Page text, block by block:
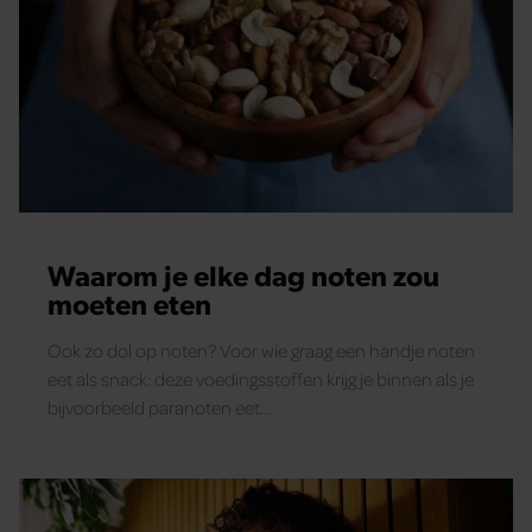
Waarom je elke dag noten zou
moeten eten
Ook zo dol op noten? Voor wie graag een handje noten
eet als snack: deze voedingsstoffen krijg je binnen als je
bijvoorbeeld paranoten eet...